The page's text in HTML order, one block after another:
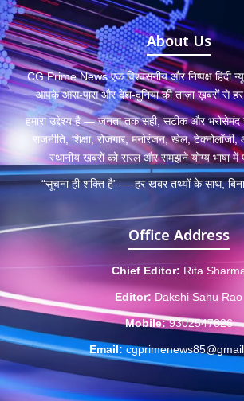
About Us
CG Prime News एक विश्वसनीय और निष्पक्ष हिंदी
आपके आस-पास और देश-दुनिया की ताज़ा ख़बरों से
हमारा उद्देश्य है — जनता तक सही, सटीक और भरोसेमंद
राजनीति, शिक्षा, रोजगार, मनोरंजन, खेल,
स्थानीय खबरों को सरल और समझने योग्य भाषा
“सूचना ही शक्ति है” — हर खबर तथ्यों के साथ,
Office Address
Chief Editor: Rita
Editor: Dakshi Sahu Rao
Mobile: 9302547826
Email: